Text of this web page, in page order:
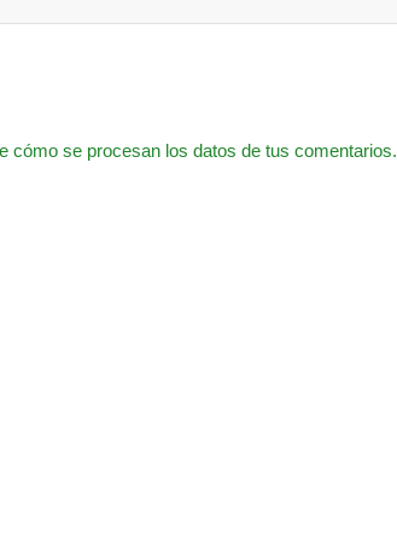
cómo se procesan los datos de tus comentarios.